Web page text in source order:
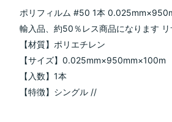
ポリフィルム #50 1本
輸入品、約50％レス商品になります
【材質】ポリエチレン
【サイズ】0.025mm×950mm×100m
【入数】1本
【特徴】シングル //